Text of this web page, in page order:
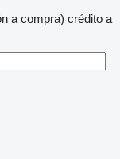
a compra) crédito a